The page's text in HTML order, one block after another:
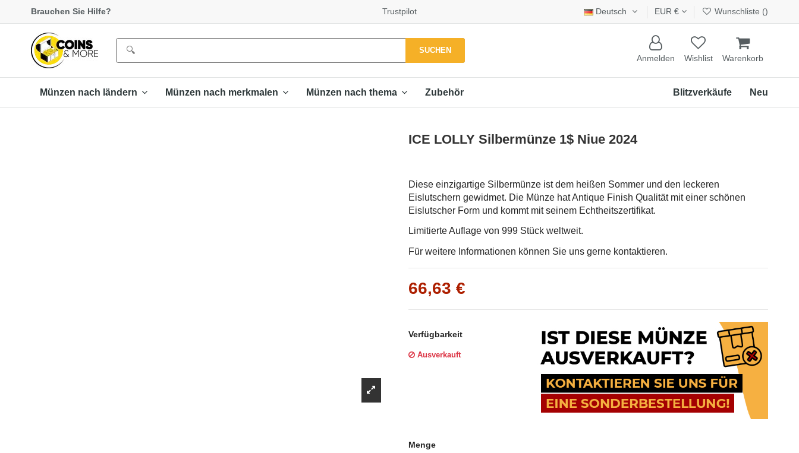
Brauchen Sie Hilfe? Trustpilot Deutsch EUR € Wunschliste ()
SUCHEN
Anmelden Wishlist Warenkorb
Münzen nach ländern Münzen nach merkmalen Münzen nach thema Zubehör Neu
Blitzverkäufe
ICE LOLLY Silbermünze 1$ Niue 2024
Diese einzigartige Silbermünze ist dem heißen Sommer und den leckeren
Eislutschern gewidmet. Die Münze hat Antique Finish Qualität mit einer schönen
Eislutscher Form und kommt mit seinem Echtheitszertifikat.
Limitierte Auflage von 999 Stück weltweit.
Für weitere Informationen können Sie uns gerne kontaktieren.
66,63 €
Verfügbarkeit
Ausverkauft
Menge